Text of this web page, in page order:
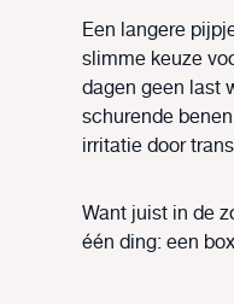
Een langere
slimme keuze
dagen geen last
schurende
irritatie door
Want juist in de
één ding: een